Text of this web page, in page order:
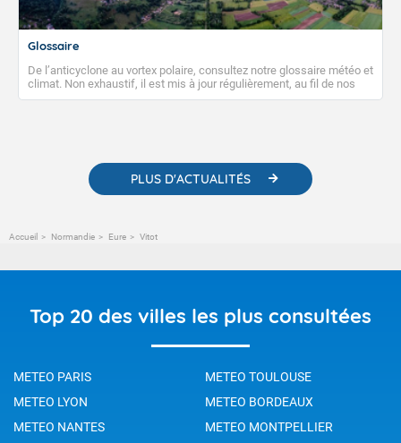
Glossaire
De l’anticyclone au vortex polaire, consultez notre glossaire météo et
climat. Non exhaustif, il est mis à jour régulièrement, au fil de nos
publications. Vous y trouverez également des liens utiles vers nos
PLUS D'ACTUALITÉS
Accueil Normandie Eure Vitot
Top 20 des villes les plus consultées
METEO PARIS
METEO TOULOUSE
METEO LYON
METEO BORDEAUX
METEO NANTES
METEO MONTPELLIER